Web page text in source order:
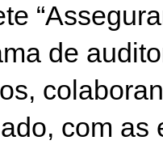
de
com as